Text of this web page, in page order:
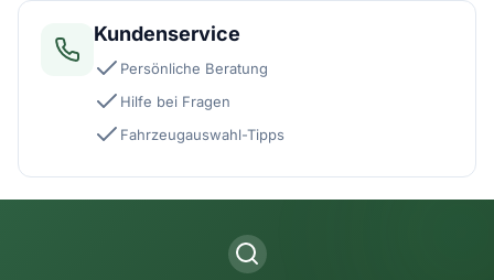
Kundenservice
Persönliche Beratung
Hilfe bei Fragen
Fahrzeugauswahl-Tipps